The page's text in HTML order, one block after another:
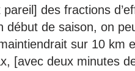
pareil] des fractions
début de saison, on
sur 10 km
[avec deux minutes